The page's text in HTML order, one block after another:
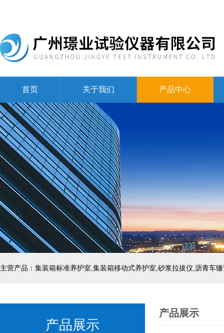
首页 关于我们 产品中心
主营产品：集装箱标准养护室,集装箱移动式养护室,砂浆拉拔仪,沥青车
产品展示
产品展示